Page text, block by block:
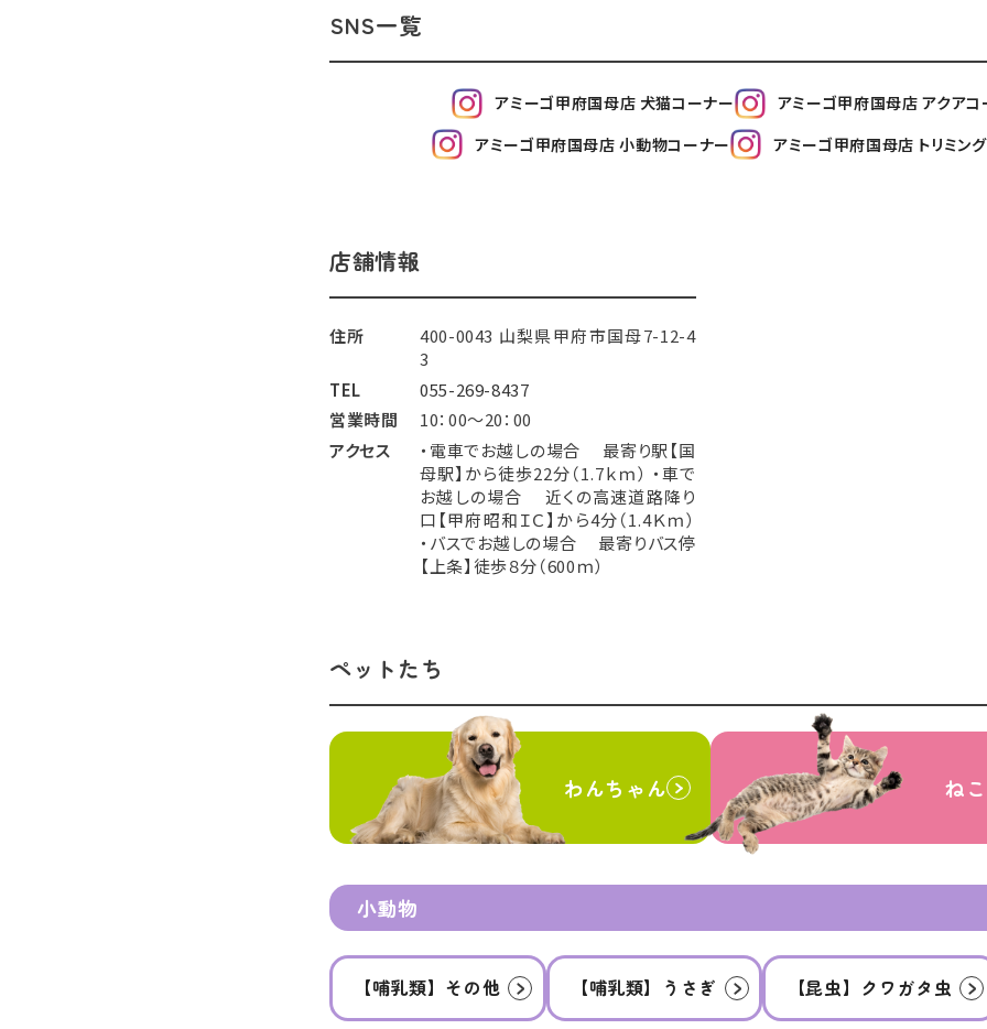
SNS一覧
アミーゴ甲府国母店 犬猫コーナー
アミーゴ甲府国母店 アクアコ
アミーゴ甲府国母店 小動物コーナー
アミーゴ甲府国母店 トリミン
店舗情報
住所
400-0043 山梨県甲府市国母7-12-4
3
TEL
055-269-8437
営業時間
10：00～20：00
アクセス
・電車でお越しの場合 最寄り駅【国
母駅】から徒歩22分（1.7ｋｍ） ・車で
お越しの場合 近くの高速道路降り
口【甲府昭和ＩＣ】から4分（1.4Ｋｍ）
・バスでお越しの場合 最寄りバス停
【上条】徒歩８分（600ｍ）
ペットたち
わんちゃん ね
小動物
【哺乳類】その他 【哺乳類】うさぎ 【昆虫】クワガタ虫